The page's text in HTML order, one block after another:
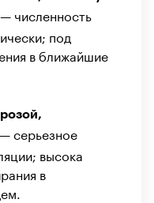
— численность
под
в ближайшие
— серьезное
высока
в